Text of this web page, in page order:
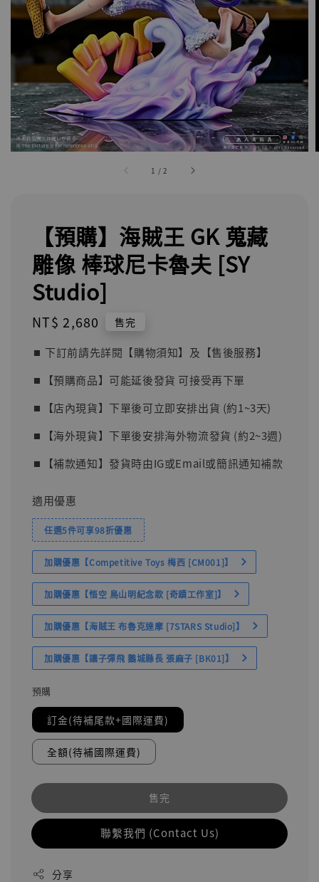
1 /2
【預購】海賊王 GK 蒐藏
雕像 棒球尼卡魯夫 [SY
Studio]
Regular
NT$ 2,680 售完
⏹︎ 下訂前請先詳閱【購物須知】及【售後服務】
⏹︎【預購商品】可能延後發貨 可接受再下單
⏹︎【店內現貨】下單後可立即安排出貨 (約1~3天)
⏹︎【海外現貨】下單後安排海外物流發貨 (約2~3週)
⏹︎【補款通知】發貨時由IG或Email或簡訊通知補款
適用優惠
任選5件可享98折優惠
加購優惠【Competitive Toys 梅西 [CM001]】
加購優惠【悟空 鳥山明紀念款 [奇蹟工作室]】
加購優惠【海賊王 布魯克達摩 [7STARS Studio]】
加購優惠【讓子彈飛 鵝城縣長 張麻子 [BK01]】
預購
訂金(待補尾款+國際運費)
全額(待補國際運費)
售完
聯繫我們 (Contact Us)
分享